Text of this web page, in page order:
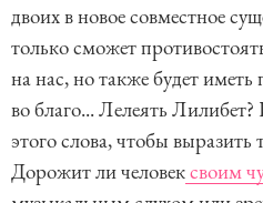
двоих в новое совместное
только сможет
на нас, но также будет иметь
во благо... Лелеять
этого слова, чтобы выразить
Дорожит ли человексвоим